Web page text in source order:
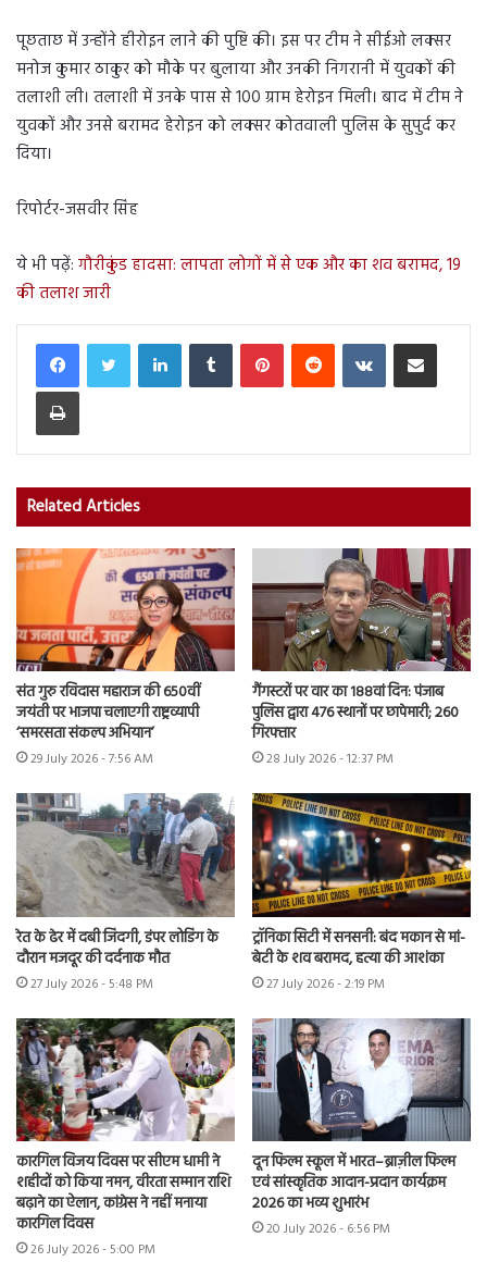
पूछताछ में उन्होंने हीरोइन लाने की पुष्टि की। इस पर टीम ने सीईओ लक्सर
मनोज कुमार ठाकुर को मौके पर बुलाया और उनकी निगरानी में युवकों की
तलाशी ली। तलाशी में उनके पास से 100 ग्राम हेरोइन मिली। बाद में टीम ने
युवकों और उनसे बरामद हेरोइन को लक्सर कोतवाली पुलिस के सुपुर्द कर
दिया।
रिपोर्टर-जसवीर सिंह
ये भी पढ़ें: गौरीकुंड हादसा: लापता लोगों में से एक और का शव बरामद, 19
की तलाश जारी
LinkedInTumblr PinterestReddit VKontakteShare via Email
Print
Related Articles
संत गुरु रविदास महाराज की 650वीं
जयंती पर भाजपा चलाएगी राष्ट्रव्यापी
‘समरसता संकल्प अभियान’
29 July 2026 - 7:56 AM
गैंगस्टरों पर वार का 188वां दिन: पंजाब
पुलिस द्वारा 476 स्थानों पर छापेमारी; 260
गिरफ्तार
28 July 2026 - 12:37 PM
रेत के ढेर में दबी जिंदगी, डंपर लोडिंग के
दौरान मजदूर की दर्दनाक मौत
27 July 2026 - 5:48 PM
ट्रॉनिका सिटी में सनसनी: बंद मकान से मां-
बेटी के शव बरामद, हत्या की आशंका
27 July 2026 - 2:19 PM
कारगिल विजय दिवस पर सीएम धामी ने
शहीदों को किया नमन, वीरता सम्मान राशि
बढ़ाने का ऐलान, कांग्रेस ने नहीं मनाया
कारगिल दिवस
26 July 2026 - 5:00 PM
दून फिल्म स्कूल में भारत–ब्राज़ील फिल्म
एवं सांस्कृतिक आदान-प्रदान कार्यक्रम
2026 का भव्य शुभारंभ
20 July 2026 - 6:56 PM